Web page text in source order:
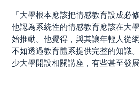
「大學根本應該把情感教育設成必
他認為系統性的情感教育應該在大
始推動。他覺得，與其讓年輕人從
不如透過教育體系提供完整的知識
少大學開設相關講座，有些甚至發展